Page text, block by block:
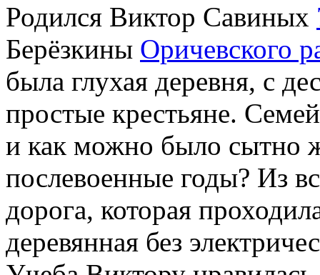
Родился Виктор Савиных
Берёзкины Оричевского
была глухая деревня, с
простые крестьяне.
и как можно было сытно
послевоенные годы? Из
дорога, которая
деревянная без